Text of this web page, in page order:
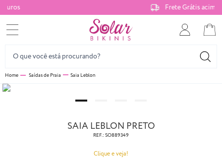
Frete Grátis acima de R$299*
Saídas de Praia Saia Leblon
SAIA LEBLON PRETO
REF.: SO889349
Clique e veja!